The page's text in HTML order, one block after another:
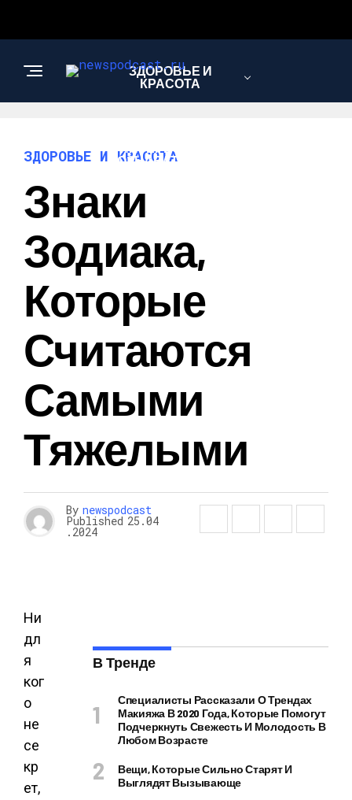
ЗДОРОВЬЕ И
КРАСОТА
ИНТЕРЕСНОЕ И
ПОЗНАВАТЕЛЬНОЕ
ЗДОРОВЬЕ И КРАСОТА
Знаки
Зодиака,
Которые
Считаются
Самыми
Тяжелыми
By newspodcast
Published 25.04
.2024
Ни
дл
я
ког
о
не
се
кр
ет,
В Тренде
Специалисты Рассказали О Трендах
Макияжа В 2020 Года, Которые Помогут
Подчеркнуть Свежесть И Молодость В
Любом Возрасте
Вещи, Которые Сильно Старят И
Выглядят Вызывающе